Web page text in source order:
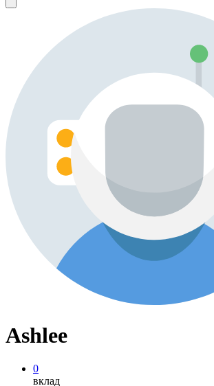
Ashlee
0
вклад